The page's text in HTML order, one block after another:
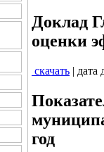
Доклад
оценки
скачать | дата
год